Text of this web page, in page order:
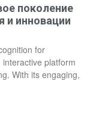
поколение
и инновации
for
platform
With its engaging,